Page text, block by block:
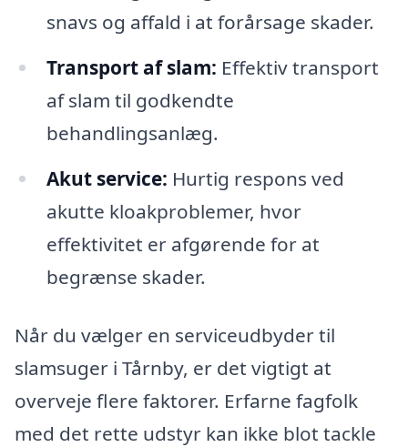
snavs og affald i at forårsage skader.
Transport af slam: Effektiv transport
af slam til godkendte
behandlingsanlæg.
Akut service: Hurtig respons ved
akutte kloakproblemer, hvor
effektivitet er afgørende for at
begrænse skader.
Når du vælger en serviceudbyder til
slamsuger i Tårnby, er det vigtigt at
overveje flere faktorer. Erfarne fagfolk
med det rette udstyr kan ikke blot tackle